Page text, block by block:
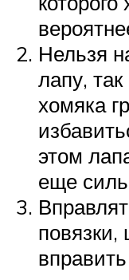
Нельзя
лапу, так
хомяка
этом
еще